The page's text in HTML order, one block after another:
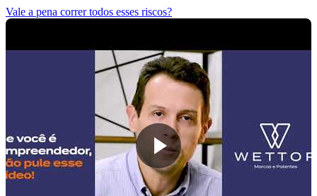
Vale a pena correr todos esses riscos?